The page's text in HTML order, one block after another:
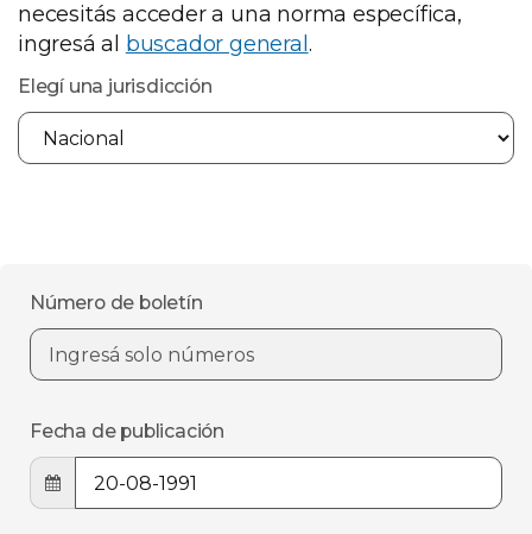
necesitás acceder a una norma específica,
ingresá al buscador general .
Elegí una jurisdicción
Número de boletín
Fecha de publicación